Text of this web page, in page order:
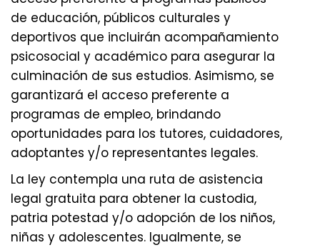
de educación, públicos culturales y
deportivos que incluirán acompañamiento
psicosocial y académico para asegurar la
culminación de sus estudios. Asimismo, se
garantizará el acceso preferente a
programas de empleo, brindando
oportunidades para los tutores, cuidadores,
adoptantes y/o representantes legales.
La ley contempla una ruta de asistencia
legal gratuita para obtener la custodia,
patria potestad y/o adopción de los niños,
niñas y adolescentes. Igualmente, se